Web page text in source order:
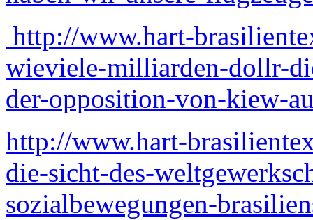
http://www.hart-
wieviele-milliarden-dollr-
der-opposition-von-kiew-
http://www.hart-
die-sicht-des-
sozialbewegungen-